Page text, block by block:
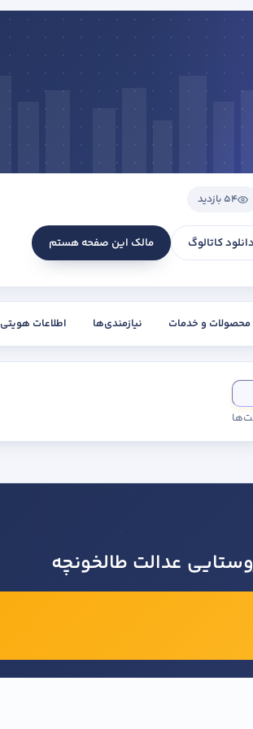
54 بازدید
دانلود کاتالوگ مالک این صفحه هستم
محصولات و خدمات نیازمندی‌ها اطلاعات هویتی
عدالت طالخونچه